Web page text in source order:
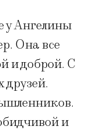
у Ангелины
Она все
и доброй. С
друзей.
и